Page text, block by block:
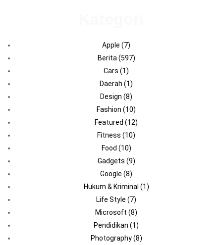
Apple (7)
Berita (597)
Cars (1)
Daerah (1)
Design (8)
Fashion (10)
Featured (12)
Fitness (10)
Food (10)
Gadgets (9)
Google (8)
Hukum & Kriminal (1)
Life Style (7)
Microsoft (8)
Pendidikan (1)
Photography(8)